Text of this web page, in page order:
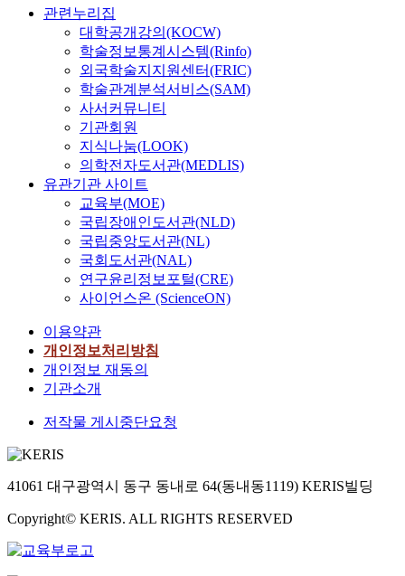
관련누리집
대학공개강의(KOCW)
학술정보통계시스템(Rinfo)
외국학술지지원센터(FRIC)
학술관계분석서비스(SAM)
사서커뮤니티
기관회원
지식나눔(LOOK)
의학전자도서관(MEDLIS)
유관기관 사이트
교육부(MOE)
국립장애인도서관(NLD)
국립중앙도서관(NL)
국회도서관(NAL)
연구윤리정보포털(CRE)
사이언스온 (ScienceON)
이용약관
개인정보처리방침
개인정보 재동의
기관소개
저작물 게시중단요청
41061 대구광역시 동구 동내로 64(동내동1119) KERIS빌딩
Copyright© KERIS. ALL RIGHTS RESERVED